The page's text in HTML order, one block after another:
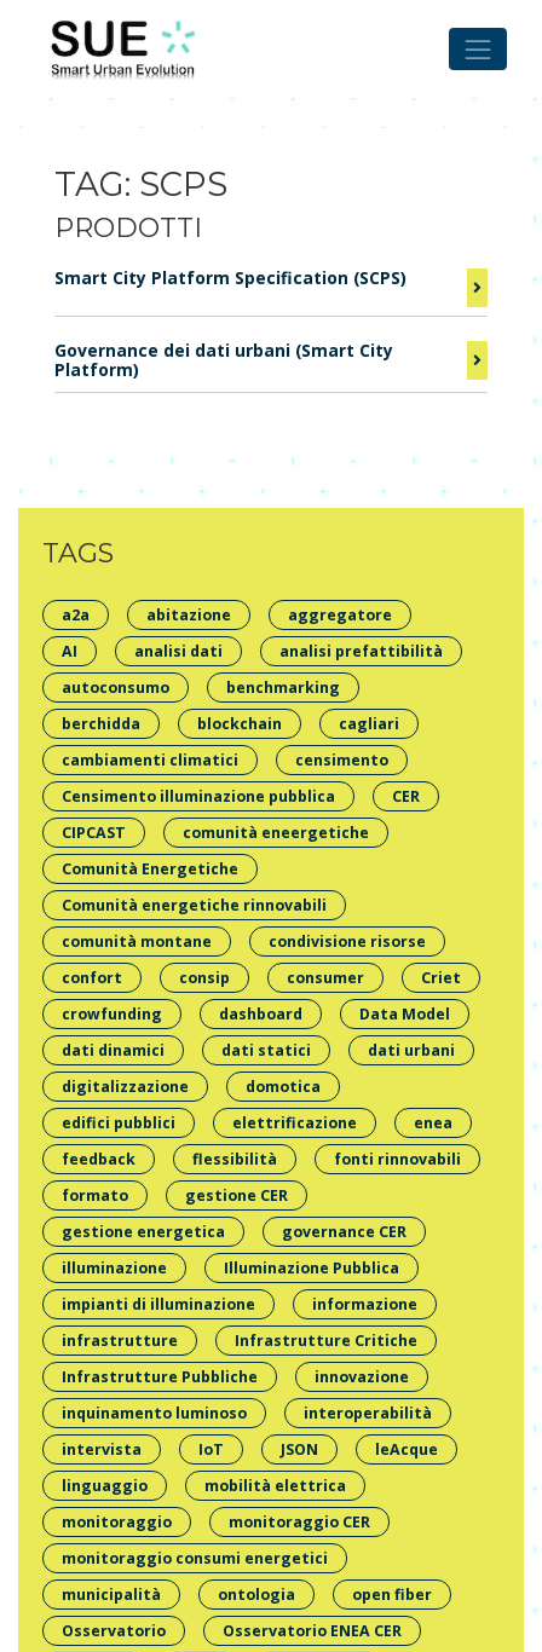
content
TAG: SCPS
PRODOTTI
Smart City Platform Specification (SCPS)
Governance dei dati urbani (Smart City
Platform)
TAGS
a2a abitazione
aggregatore
AI
analisi dati
analisi prefattibilità
autoconsumo
benchmarking
berchidda
blockchain
cagliari
cambiamenti climatici
censimento
Censimento illuminazione pubblica
CER
CIPCAST
comunità eneergetiche
Comunità Energetiche
Comunità energetiche rinnovabili
comunità montane
condivisione risorse
confort
consip consumer
Criet
crowfunding
dashboard
Data Model
dati dinamici
dati statici
dati urbani
digitalizzazione
domotica
edifici pubblici
elettrificazione
enea
feedback
flessibilità
fonti rinnovabili
formato
gestione CER
gestione energetica
governance CER
illuminazione
Illuminazione Pubblica
impianti di illuminazione
informazione
infrastrutture
Infrastrutture Critiche
Infrastrutture Pubbliche
innovazione
inquinamento luminoso
interoperabilità
intervista
IoT JSON
leAcque
linguaggio
mobilità elettrica
monitoraggio
monitoraggio CER
monitoraggio consumi energetici
municipalità
ontologia
open fiber
Osservatorio
Osservatorio ENEA CER